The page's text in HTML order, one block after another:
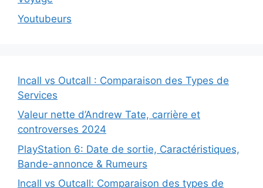
Youtubeurs
Incall vs Outcall : Comparaison des Types de
Services
Valeur nette d’Andrew Tate, carrière et
controverses 2024
PlayStation 6: Date de sortie, Caractéristiques,
Bande-annonce & Rumeurs
Incall vs Outcall: Comparaison des types de